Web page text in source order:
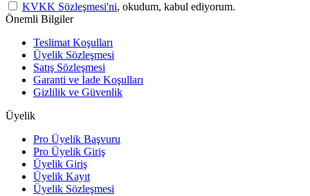
KVKK Sözleşmesi'ni, okudum, kabul ediyorum.
Önemli Bilgiler
Teslimat Koşulları
Üyelik Sözleşmesi
Satış Sözleşmesi
Garanti ve İade Koşulları
Gizlilik ve Güvenlik
Üyelik
Pro Üyelik Başvuru
Pro Üyelik Giriş
Üyelik Giriş
Üyelik Kayıt
Üyelik Sözleşmesi